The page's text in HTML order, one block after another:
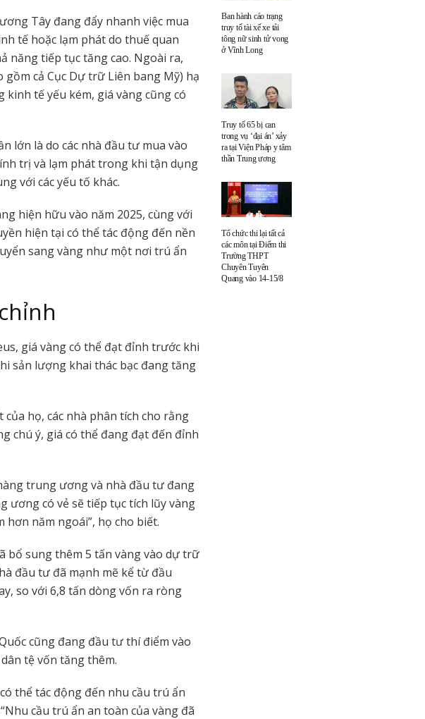
Tây đang đẩy nhanh việc mua
tế hoặc lạm phát do thuế quan
năng tiếp tục tăng cao. Ngoài ra,
cả Cục Dự trữ Liên bang Mỹ) hạ
tế yếu kém, giá vàng cũng có
lớn là do các nhà đầu tư mua vào
trị và lạm phát trong khi tận dụng
với các yếu tố khác.
hiện hữu vào năm 2025, cùng với
hiện tại có thể tác động đến nền
sang vàng như một nơi trú ẩn
giá vàng có thể đạt đỉnh trước khi
sản lượng khai thác bạc đang tăng
họ, các nhà phân tích cho rằng
chú ý, giá có thể đang đạt đến đỉnh
trung ương và nhà đầu tư đang
ương có vẻ sẽ tiếp tục tích lũy vàng
hơn năm ngoái”, họ cho biết.
bổ sung thêm 5 tấn vàng vào dự trữ
đầu tư đã mạnh mẽ kể từ đầu
so với 6,8 tấn dòng vốn ra ròng
cũng đang đầu tư thí điểm vào
tệ vốn tăng thêm.
thể tác động đến nhu cầu trú ẩn
cầu trú ẩn an toàn của vàng đã
Ban hành cáo trạng
truy tố tài xế xe tải
tông nữ sinh tử vong
ở Vĩnh Long
Truy tố 65 bị can
trong vụ ‘đại án’ xảy
ra tại Viện Pháp y tâm
thần Trung ương
Tổ chức thi lại tất cả
các môn tại Điểm thi
Trường THPT
Chuyên Tuyên
Quang vào 14-15/8